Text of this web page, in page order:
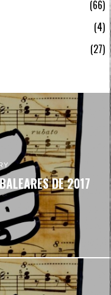
66
4
27
DE 2017